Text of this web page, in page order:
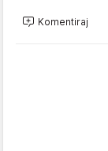
Komentiraj